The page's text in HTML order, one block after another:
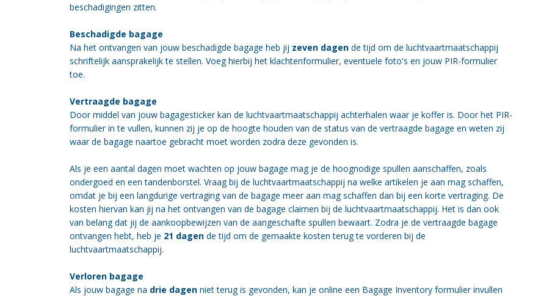
beschadigingen zitten.
Beschadigde bagage
Na het ontvangen van jouw beschadigde bagage heb jij zeven dagen de tijd om de luchtvaartmaatschappij
schriftelijk aansprakelijk te stellen. Voeg hierbij het klachtenformulier, eventuele foto's en jouw PIR-formulier
toe.
Vertraagde bagage
Door middel van jouw bagagesticker kan de luchtvaartmaatschappij achterhalen waar je koffer is. Door het PIR-
formulier in te vullen, kunnen zij je op de hoogte houden van de status van de vertraagde bagage en weten zij
waar de bagage naartoe gebracht moet worden zodra deze gevonden is.
Als je een aantal dagen moet wachten op jouw bagage mag je de hoognodige spullen aanschaffen, zoals
ondergoed en een tandenborstel. Vraag bij de luchtvaartmaatschappij na welke artikelen je aan mag schaffen,
omdat je bij een langdurige vertraging van de bagage meer aan mag schaffen dan bij een korte vertraging. De
kosten hiervan kan jij na het ontvangen van de bagage claimen bij de luchtvaartmaatschappij. Het is dan ook
van belang dat jij de aankoopbewijzen van de aangeschafte spullen bewaart. Zodra je de vertraagde bagage
ontvangen hebt, heb je 21 dagen de tijd om de gemaakte kosten terug te vorderen bij de
luchtvaartmaatschappij.
Verloren bagage
Als jouw bagage na drie dagen niet terug is gevonden, kan je online een Bagage Inventory formulier invullen